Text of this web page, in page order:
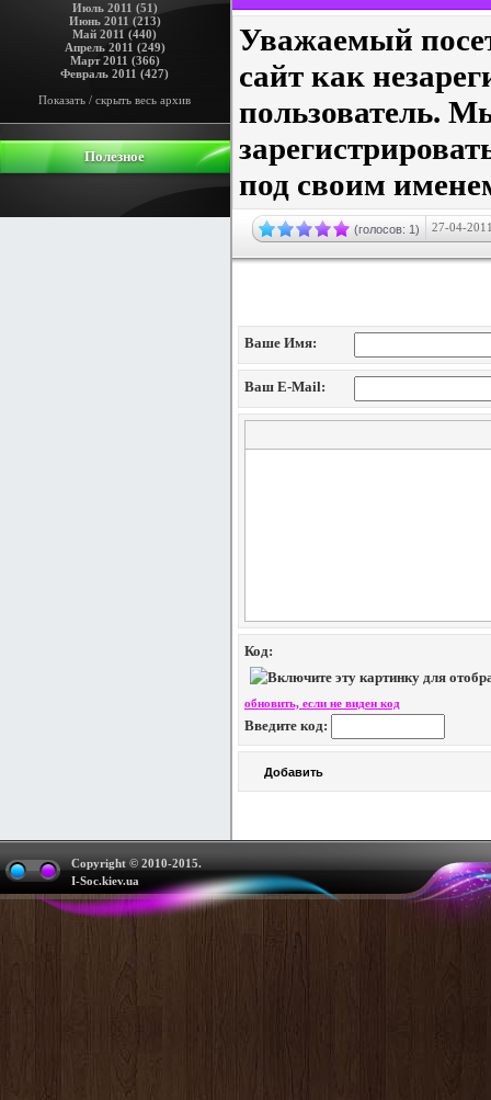
Июль 2011 (51)
Июнь 2011 (213)
Май 2011 (440)
Апрель 2011 (249)
Март 2011 (366)
Февраль 2011 (427)
Показать / скрыть весь архив
Полезное
Уважаемый
сайт как
пользователь.
под своим
(голосов: 1) 27-04-
Ваше Имя:
Ваш E-Mail:
Код:
обновить, если не виден код
Введите код:
Copyright © 2010-2015.
I-Soc.kiev.ua